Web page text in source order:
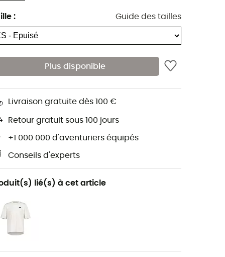
: Guide des tailles
Plus disponible
Livraison gratuite dès 100 €
Retour gratuit sous 100 jours
+1 000 000 d'aventuriers équipés
Conseils d'experts
lié(s) à cet article